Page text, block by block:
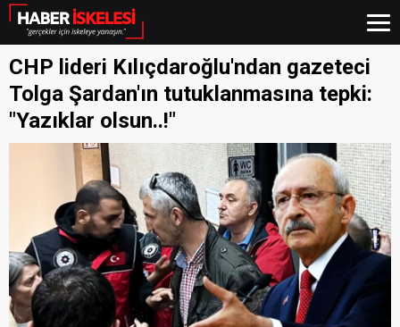
CHP lideri Kılıçdaroğlu'ndan gazeteci
Tolga Şardan'ın tutuklanmasına tepki:
"Yazıklar olsun..!"